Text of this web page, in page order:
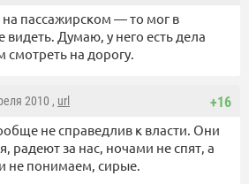
на пассажирском — то мог в
видеть. Думаю, у него есть дела
смотреть на дорогу.
+16
2010 , url
не справедлив к власти. Они
радеют за нас, ночами не спят, а
не понимаем, сирые.